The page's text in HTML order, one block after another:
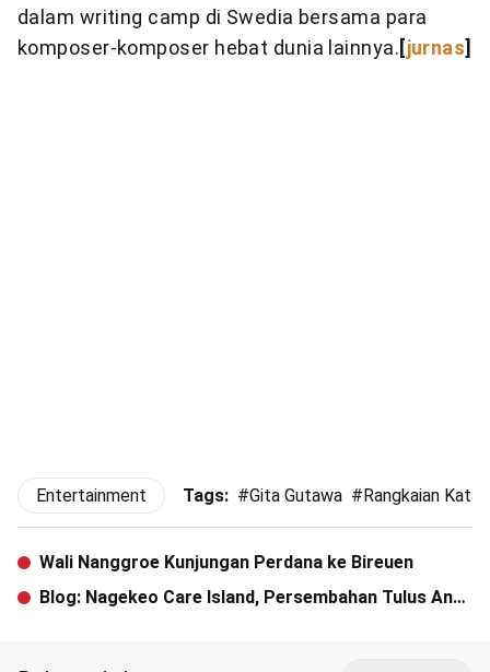
dalam writing camp di Swedia bersama para
komposer-komposer hebat dunia lainnya.[jurnas]
Entertainment Tags: #Gita Gutawa #Rangkaian Kata
Wali Nanggroe Kunjungan Perdana ke Bireuen
Blog: Nagekeo Care Island, Persembahan Tulus Anak